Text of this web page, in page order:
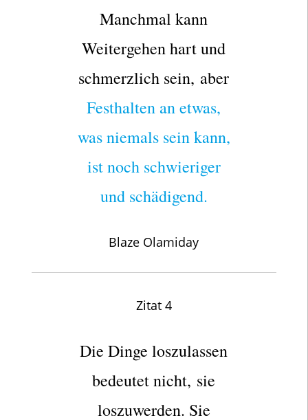
Manchmal kann
Weitergehen hart und
schmerzlich sein, aber
Festhalten an etwas,
was niemals sein kann,
ist noch schwieriger
und schädigend.
Blaze Olamiday
Zitat 4
Die Dinge loszulassen
bedeutet nicht, sie
loszuwerden. Sie